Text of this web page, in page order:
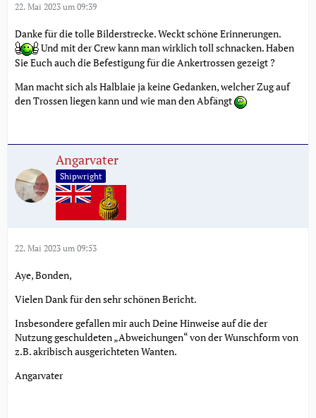
22. Mai 2023 um 09:39
Danke für die tolle Bilderstrecke. Weckt schöne Erinnerungen.
Und mit der Crew kann man wirklich toll schnacken. Haben
Sie Euch auch die Befestigung für die Ankertrossen gezeigt ?
Man macht sich als Halblaie ja keine Gedanken, welcher Zug auf
den Trossen liegen kann und wie man den Abfängt
Angarvater
Shipwright
22. Mai 2023 um 09:53
Aye, Bonden,
Vielen Dank für den sehr schönen Bericht.
Insbesondere gefallen mir auch Deine Hinweise auf die der
Nutzung geschuldeten „Abweichungen“ von der Wunschform von
z.B. akribisch ausgerichteten Wanten.
Angarvater